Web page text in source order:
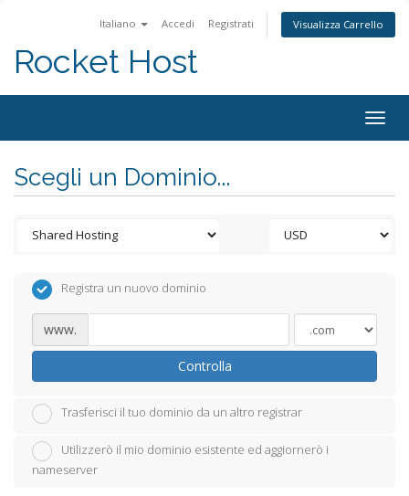
Italiano Accedi Registrati Visualizza Carrello
Rocket Host
Scegli un Dominio...
Registra un nuovo dominio
www.
Controlla
Trasferisci il tuo dominio da un altro registrar
Utilizzerò il mio dominio esistente ed aggiornerò i
nameserver